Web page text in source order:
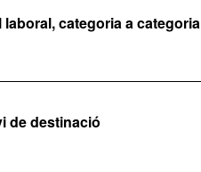
categoria a categoria
de destinació